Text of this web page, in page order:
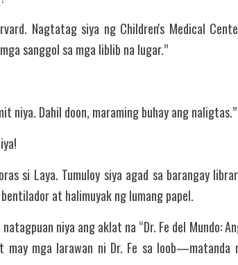
Nagtatag siya ng Children's Medical
sanggol sa mga liblib na lugar.”
niya. Dahil doon, maraming buhay ang naligtas.”
si Laya. Tumuloy siya agad sa barangay
at halimuyak ng lumang papel.
niya ang aklat na “Dr. Fe del Mundo:
mga larawan ni Dr. Fe sa loob—matanda